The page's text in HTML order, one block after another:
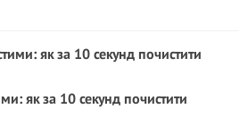
як за 10 секунд почистити